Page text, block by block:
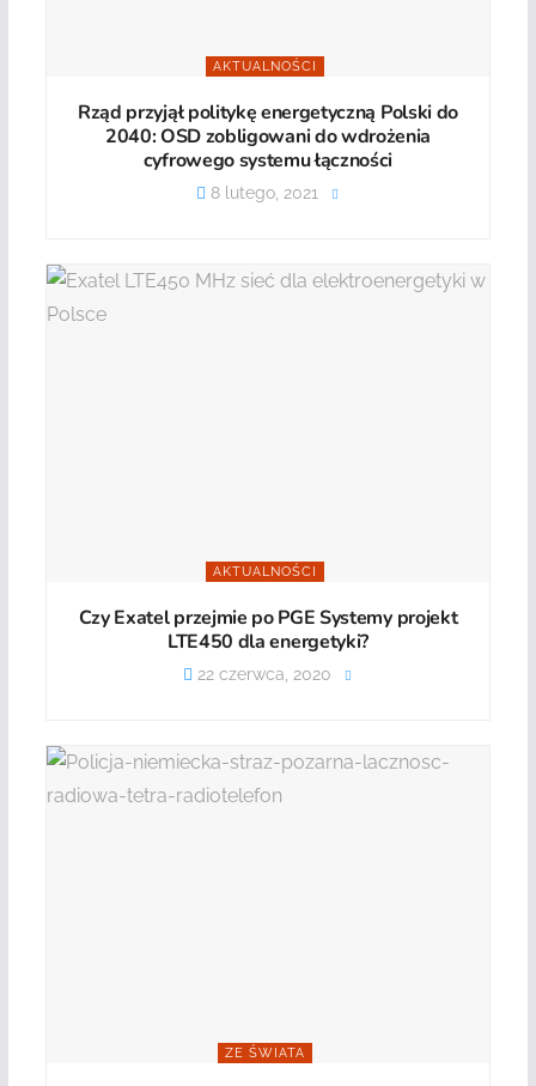
AKTUALNOŚCI
Rząd przyjął politykę energetyczną Polski do
2040: OSD zobligowani do wdrożenia
cyfrowego systemu łączności
8 lutego, 2021
AKTUALNOŚCI
Czy Exatel przejmie po PGE Systemy projekt
LTE450 dla energetyki?
22 czerwca, 2020
ZE ŚWIATA